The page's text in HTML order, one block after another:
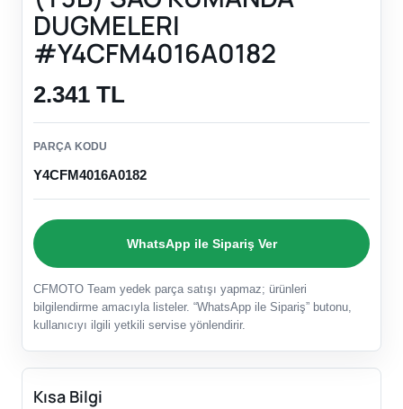
DUGMELERI
#Y4CFM4016A0182
2.341 TL
PARÇA KODU
Y4CFM4016A0182
WhatsApp ile Sipariş Ver
CFMOTO Team yedek parça satışı yapmaz; ürünleri
bilgilendirme amacıyla listeler. “WhatsApp ile Sipariş” butonu,
kullanıcıyı ilgili yetkili servise yönlendirir.
Kısa Bilgi